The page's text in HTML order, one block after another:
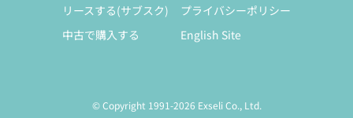
リースする(サブスク)
中古で購入する
プライバシーポリシー
English Site
© Copyright 1991-2026 Exseli Co., Ltd.